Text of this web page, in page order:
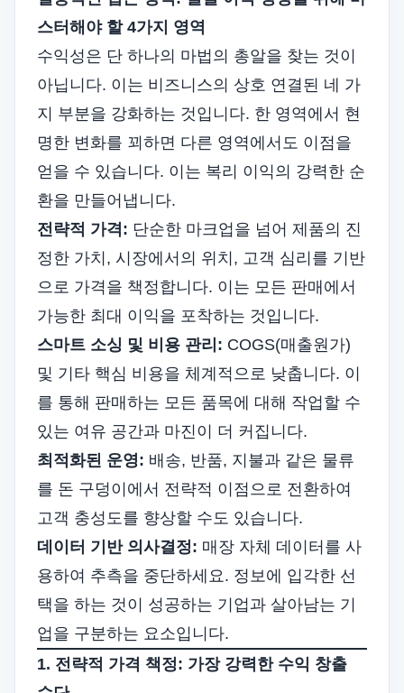
스터해야 할 4가지 영역
수익성은 단 하나의 마법의 총알을 찾는 것이
아닙니다. 이는 비즈니스의 상호 연결된 네 가
지 부분을 강화하는 것입니다. 한 영역에서 현
명한 변화를 꾀하면 다른 영역에서도 이점을
얻을 수 있습니다. 이는 복리 이익의 강력한 순
환을 만들어냅니다.
전략적 가격: 단순한 마크업을 넘어 제품의 진
정한 가치, 시장에서의 위치, 고객 심리를 기반
으로 가격을 책정합니다. 이는 모든 판매에서
가능한 최대 이익을 포착하는 것입니다.
스마트 소싱 및 비용 관리: COGS(매출원가)
및 기타 핵심 비용을 체계적으로 낮춥니다. 이
를 통해 판매하는 모든 품목에 대해 작업할 수
있는 여유 공간과 마진이 더 커집니다.
최적화된 운영: 배송, 반품, 지불과 같은 물류
를 돈 구덩이에서 전략적 이점으로 전환하여
고객 충성도를 향상할 수도 있습니다.
데이터 기반 의사결정: 매장 자체 데이터를 사
용하여 추측을 중단하세요. 정보에 입각한 선
택을 하는 것이 성공하는 기업과 살아남는 기
업을 구분하는 요소입니다.
1. 전략적 가격 책정: 가장 강력한 수익 창출